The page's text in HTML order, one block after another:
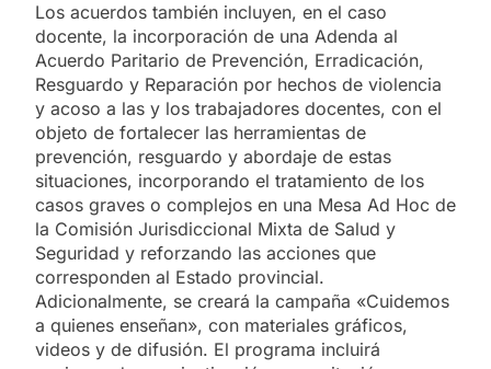
Los acuerdos también incluyen, en el caso
docente, la incorporación de una Adenda al
Acuerdo Paritario de Prevención, Erradicación,
Resguardo y Reparación por hechos de violencia
y acoso a las y los trabajadores docentes, con el
objeto de fortalecer las herramientas de
prevención, resguardo y abordaje de estas
situaciones, incorporando el tratamiento de los
casos graves o complejos en una Mesa Ad Hoc de
la Comisión Jurisdiccional Mixta de Salud y
Seguridad y reforzando las acciones que
corresponden al Estado provincial.
Adicionalmente, se creará la campaña «Cuidemos
a quienes enseñan», con materiales gráficos,
videos y de difusión. El programa incluirá